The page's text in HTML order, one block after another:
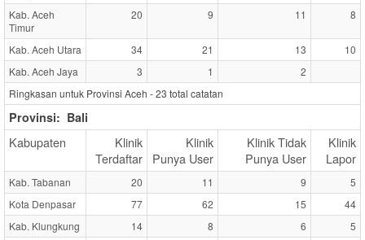
Kab. Aceh
Timur
20 9 11 8
Kab. Aceh Utara 34 21 13
10
Kab. Aceh Jaya
3 1
2
Ringkasan untuk Provinsi Aceh -23 total catatan
Provinsi: Bali
Kabupaten
Klinik
Terdaftar
Klinik
Punya User
Klinik Tidak
Punya User
Klinik
Lapor
Kab. Tabanan 20 11 9
5
Kota Denpasar
77 62 15
44
Kab. Klungkung
14 8 6
5